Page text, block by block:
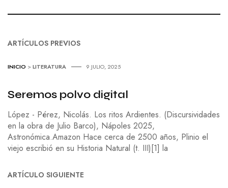
ARTÍCULOS PREVIOS
INICIO >LITERATURA 9 JULIO, 2025
Seremos polvo digital
López - Pérez, Nicolás. Los ritos Ardientes. (Discursividades
en la obra de Julio Barco), Nápoles 2025,
Astronómica.Amazon Hace cerca de 2500 años, Plinio el
viejo escribió en su Historia Natural (t. III)[1] la
ARTÍCULO SIGUIENTE